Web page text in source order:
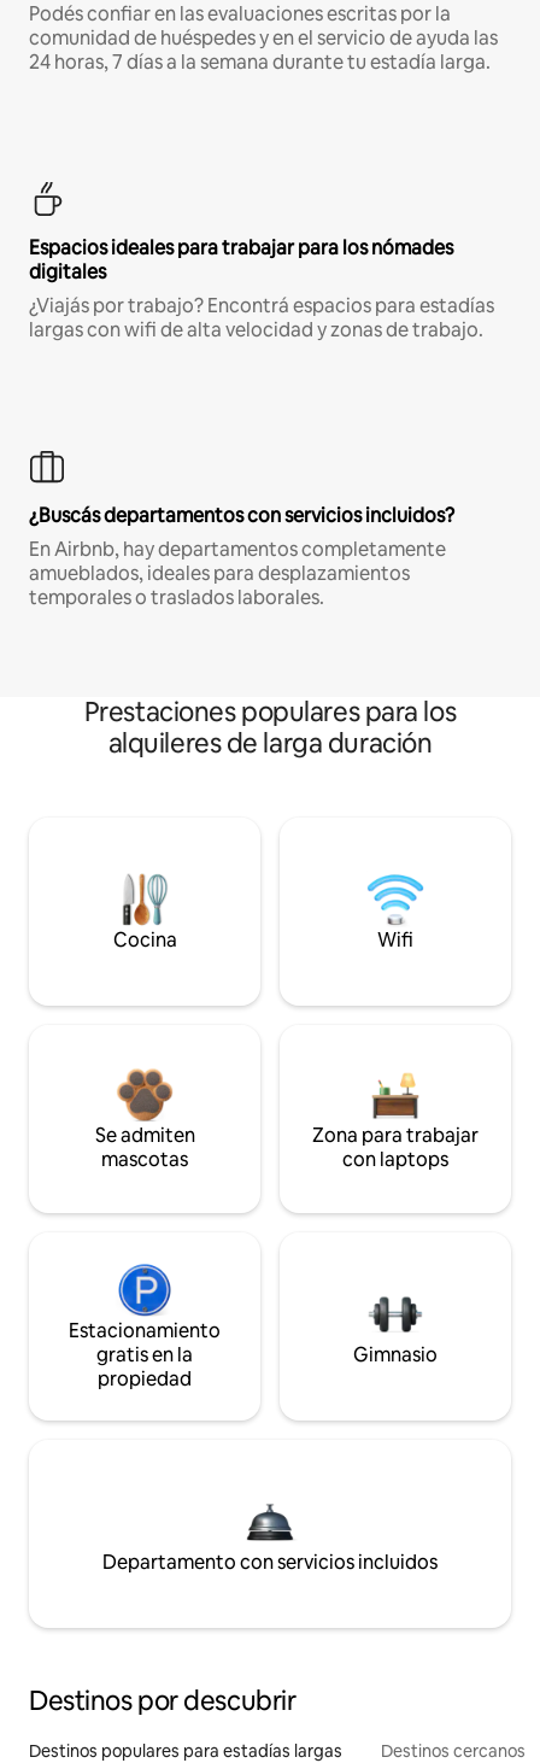
Podés confiar en las evaluaciones escritas por la
comunidad de huéspedes y en el servicio de ayuda las
24 horas, 7 días a la semana durante tu estadía larga.
Espacios ideales para trabajar para los nómades
digitales
¿Viajás por trabajo? Encontrá espacios para estadías
largas con wifi de alta velocidad y zonas de trabajo.
¿Buscás departamentos con servicios incluidos?
En Airbnb, hay departamentos completamente
amueblados, ideales para desplazamientos
temporales o traslados laborales.
Prestaciones populares para los
alquileres de larga duración
Cocina Wifi
Se admiten
mascotas
Zona para trabajar
con laptops
Estacionamiento
gratis en la
propiedad
Gimnasio
Departamento con servicios incluidos
Destinos por descubrir
Destinos populares para estadías largas Destinos cercanos